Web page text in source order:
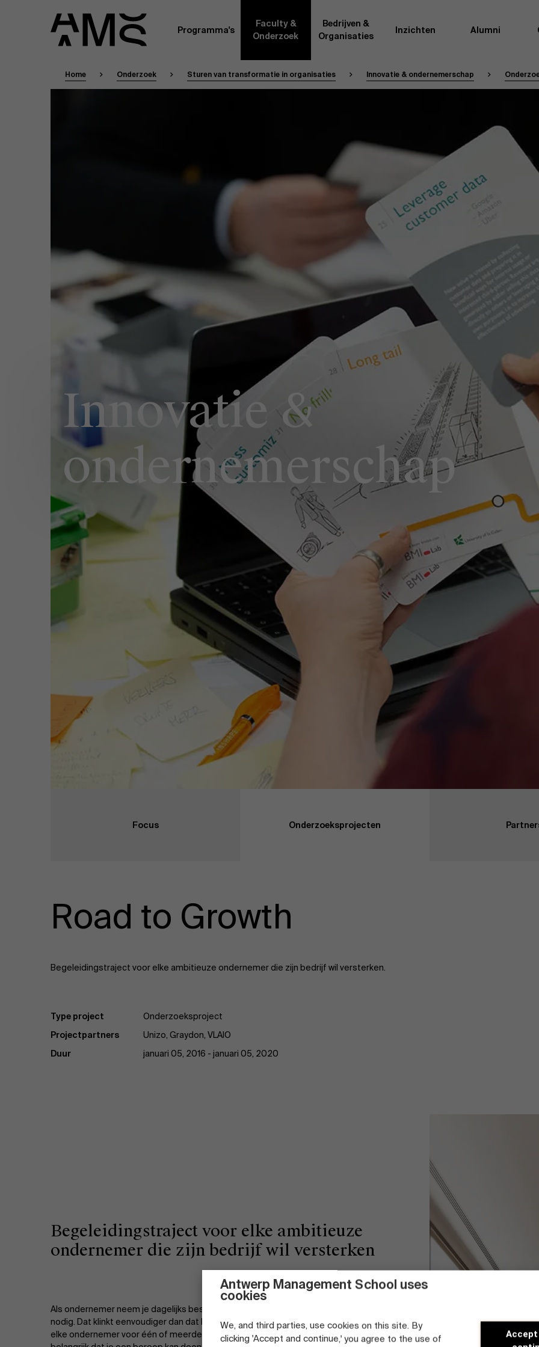
Antwerp Management School uses
cookies
We, and third parties, use cookies on this site. By
clicking 'Accept and continue,' you agree to the use of
Accept
Programma's
Publieke & Social Profit Sector
Vastgoed
Strategie & Innovatie
Sustainable Transformation
Faculty &
Onderzoek
Faculty
andere universiteiten, lokaal en internationaal, en lesgevers met
praktijkervaring in de bedrijfswereld een deeltijdse opdracht aan de school.
Door hun specifieke expertise en hun professionele ervaring geven zij
volledige, praktijkgericht en wetenschappelijk actuele
managementinzichten. Samen bezorgen zij al onze deelnemers een
door nieuwe
effectieve
“Opening minds to
Bedrijven &
Organisaties
Inzichten Alumni
Home Onderzoek Sturen van transformatie in organisaties Innovatie & ondernemerschap
Innovatie &
ondernemerschap
Focus Onderzoeksprojecten
Road to Growth
Begeleidingstraject voor elke ambitieuze ondernemer die zijn bedrijf wil versterken.
Type project
Onderzoeksproject
Projectpartners
Unizo, Graydon, VLAIO
Duur
januari 05, 2016 - januari 05, 2020
Begeleidingstraject voor elke ambitieuze
ondernemer die zijn bedrijf wil versterken
Als ondernemer neem je dagelijks beslissingen, maak je keuzes en stuur je bij waar
nodig. Dat klinkt eenvoudiger dan dat het in realiteit is. Op een bepaald moment staat
elke ondernemer voor één of meerdere uitdagingen. Het is op die momenten